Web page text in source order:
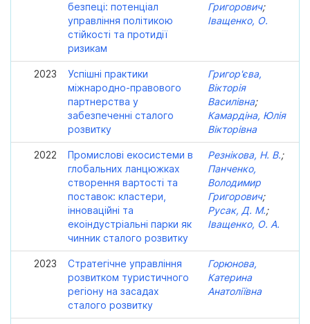
безпеці: потенціал
управління політикою
стійкості та протидії
ризикам
Григорович;
Іващенко, О.
2023
Успішні практики
міжнародно-правового
партнерства у
забезпеченні сталого
розвитку
Григор'єва,
Вікторія
Василівна;
Камардіна, Юлія
Вікторівна
2022
Промислові екосистеми в
глобальних ланцюжках
створення вартості та
поставок: кластери,
інноваційні та
екоіндустріальні парки як
чинник сталого розвитку
Резнікова, Н. В.;
Панченко,
Володимир
Григорович;
Русак, Д. М.;
Іващенко, О. А.
2023
Стратегічне управління
розвитком туристичного
регіону на засадах
сталого розвитку
Горюнова,
Катерина
Анатоліївна